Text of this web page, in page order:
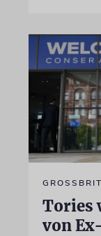
Tories
von